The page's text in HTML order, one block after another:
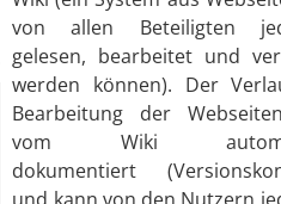
von allen Beteiligten
gelesen, bearbeitet und
werden können). Der
Bearbeitung der
vom Wiki
dokumentiert